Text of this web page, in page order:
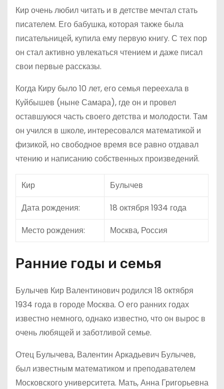
Кир очень любил читать и в детстве мечтал стать
писателем. Его бабушка, которая также была
писательницей, купила ему первую книгу. С тех пор
он стал активно увлекаться чтением и даже писал
свои первые рассказы.
Когда Киру было 10 лет, его семья переехала в
Куйбышев (ныне Самара), где он и провел
оставшуюся часть своего детства и молодости. Там
он учился в школе, интересовался математикой и
физикой, но свободное время все равно отдавал
чтению и написанию собственных произведений.
Кир
Булычев
Дата рождения:
18 октября 1934 года
Место рождения:
Москва, Россия
Ранние годы и семья
Булычев Кир Валентинович родился 18 октября
1934 года в городе Москва. О его ранних годах
известно немного, однако известно, что он вырос в
очень любящей и заботливой семье.
Отец Булычева, Валентин Аркадьевич Булычев,
был известным математиком и преподавателем
Московского университета. Мать, Анна Григорьевна